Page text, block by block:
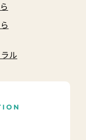
ル